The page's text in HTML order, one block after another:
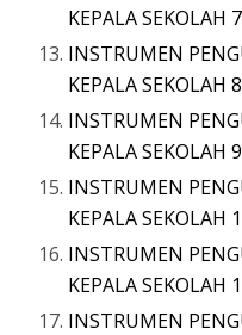
KEPALA SEKOLAH 7
INSTRUMEN
KEPALA SEKOLAH 8
INSTRUMEN
KEPALA SEKOLAH 9
INSTRUMEN
KEPALA SEKOLAH
INSTRUMEN
KEPALA SEKOLAH
INSTRUMEN